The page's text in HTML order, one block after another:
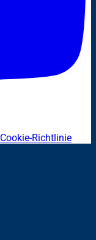
Cookie-Richtlinie